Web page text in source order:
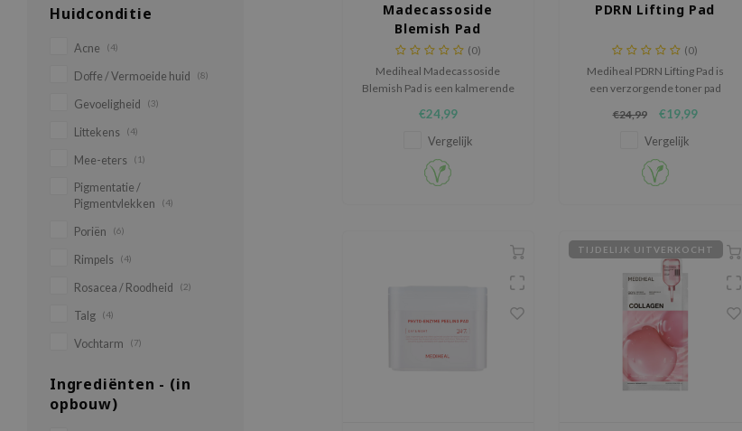
Huidconditie
Acne (4)
Doffe / Vermoeide huid (8)
Gevoeligheid (3)
Littekens (4)
Mee-eters (1)
Pigmentatie /
Pigmentvlekken
(4)
Poriën (6)
Rimpels (4)
Rosacea / Roodheid (2)
Talg (4)
Vochtarm (7)
Ingrediënten - (in
opbouw)
Madecassoside
Blemish Pad
(0)
Mediheal Madecassoside
Blemish Pad is een kalmerende
onzuiverheden, roodheid en
een ongelijkmatige uitstraling.
€24,99
Vergelijk
PDRN Lifting Pad
(0)
Mediheal PDRN Lifting Pad is
een verzorgende toner pad
stevigheid en een frissere
uitstraling kan gebruiken.
€24,99 €19,99
Vergelijk
TIJDELIJK UITVERKOCHT